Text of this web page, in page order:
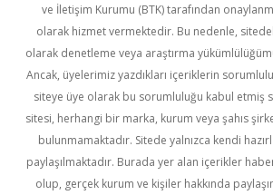
ve İletişim Kurumu (BTK) tarafından
olarak hizmet vermektedir. Bu nedenle,
olarak denetleme veya araştırma
Ancak, üyelerimiz yazdıkları içeriklerin
siteye üye olarak bu sorumluluğu kabul etmiş
sitesi, herhangi bir marka, kurum veya şahıs
bulunmamaktadır. Sitede yalnızca kendi
paylaşılmaktadır. Burada yer alan içerikler
olup, gerçek kurum ve kişiler hakkında